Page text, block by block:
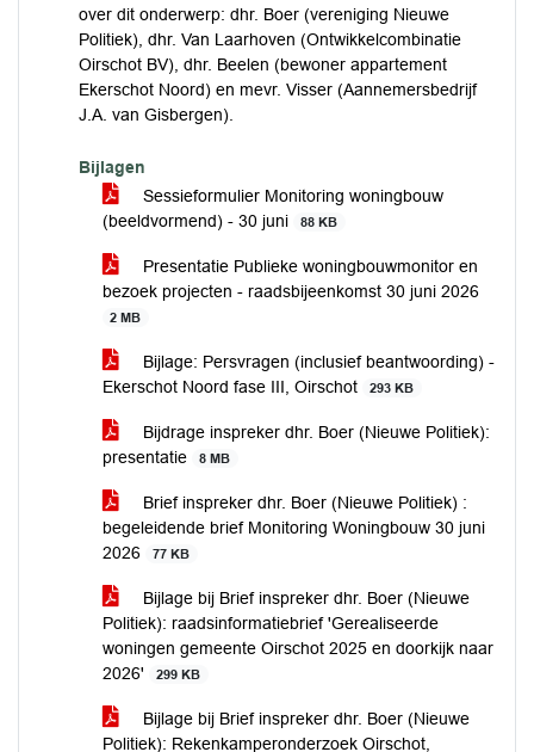
over dit onderwerp: dhr. Boer (vereniging Nieuwe
Politiek), dhr. Van Laarhoven (Ontwikkelcombinatie
Oirschot BV), dhr. Beelen (bewoner appartement
Ekerschot Noord) en mevr. Visser (Aannemersbedrijf
J.A. van Gisbergen).
Bijlagen
Sessieformulier Monitoring woningbouw
(beeldvormend) - 30 juni
88 KB
Presentatie Publieke woningbouwmonitor en
bezoek projecten - raadsbijeenkomst 30 juni 2026
2 MB
Bijlage: Persvragen (inclusief beantwoording) -
Ekerschot Noord fase III, Oirschot
293 KB
Bijdrage inspreker dhr. Boer (Nieuwe Politiek):
presentatie
8 MB
Brief inspreker dhr. Boer (Nieuwe Politiek) :
begeleidende brief Monitoring Woningbouw 30 juni
2026
77 KB
Bijlage bij Brief inspreker dhr. Boer (Nieuwe
Politiek): raadsinformatiebrief 'Gerealiseerde
woningen gemeente Oirschot 2025 en doorkijk naar
2026'
299 KB
Bijlage bij Brief inspreker dhr. Boer (Nieuwe
Politiek): Rekenkamperonderzoek Oirschot,